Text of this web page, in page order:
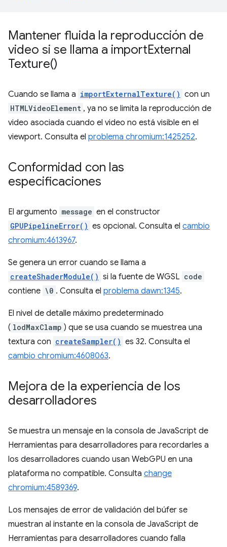
Mantener fluida la reproducción de
video si se llama a importExternal
Texture()
Cuando se llama a importExternalTexture() con un
HTMLVideoElement , ya no se limita la reproducción de
video asociada cuando el video no está visible en el
viewport. Consulta el problema chromium:1425252.
Conformidad con las
especificaciones
El argumento message en el constructor
GPUPipelineError() es opcional. Consulta el cambio
chromium:4613967.
Se genera un error cuando se llama a
createShaderModule() si la fuente de WGSL code
contiene \0 . Consulta el problema dawn:1345.
El nivel de detalle máximo predeterminado
( lodMaxClamp ) que se usa cuando se muestrea una
textura con createSampler() es 32. Consulta el
cambio chromium:4608063.
Mejora de la experiencia de los
desarrolladores
Se muestra un mensaje en la consola de JavaScript de
Herramientas para desarrolladores para recordarles a
los desarrolladores cuando usan WebGPU en una
plataforma no compatible. Consulta change
chromium:4589369.
Los mensajes de error de validación del búfer se
muestran al instante en la consola de JavaScript de
Herramientas para desarrolladores cuando falla